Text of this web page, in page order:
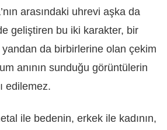
arasındaki uhrevi aşka da
geliştiren bu iki karakter, bir
da birbirlerine olan çekim
anının sunduğu görüntülerin
edilemez.
ile bedenin, erkek ile kadının,